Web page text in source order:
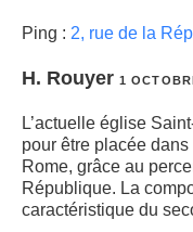
Ping : 2, rue de la
H. Rouyer 1
L’actuelle église
pour être placée
Rome, grâce au
République. La
caractéristique du